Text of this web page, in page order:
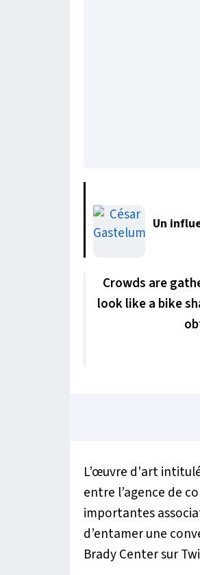
Un
Crowds are
look like a bike
L’œuvre d'art
entre l’agence de
importantes
d’entamer une
Brady Center sur